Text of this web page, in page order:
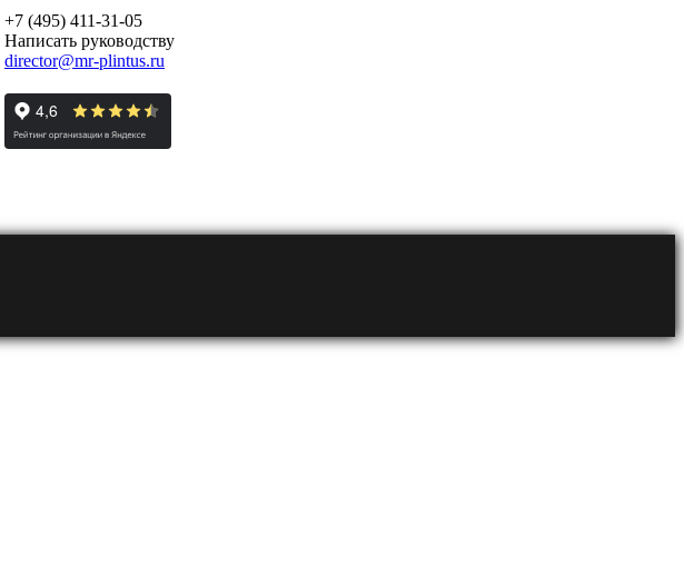
+7 (495) 411-31-05
Написать руководству
director@mr-plintus.ru